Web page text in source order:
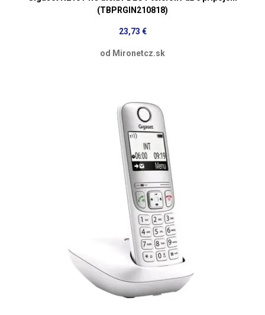
(TBPRGIN210818)
23,73 €
od Mironetcz.sk